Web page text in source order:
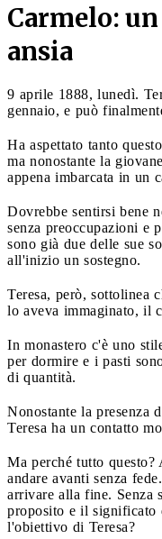
Carmelo:
ansia
9 aprile 1888, lunedì.
gennaio, e può
Ha aspettato tanto
ma nonostante la
appena imbarcata in un
Dovrebbe sentirsi bene
senza preoccupazioni e
sono già due delle sue
all'inizio un sostegno.
Teresa, però, sottolinea
lo aveva immaginato, il
In monastero c'è uno
per dormire e i pasti
di quantità.
Nonostante la presenza
Teresa ha un contatto
Ma perché tutto
andare avanti senza
arrivare alla fine. Senza
proposito e il significato
l'obiettivo di Teresa?